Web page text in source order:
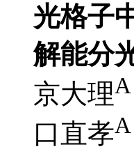
光格子
解能分
京大理A
口直孝A